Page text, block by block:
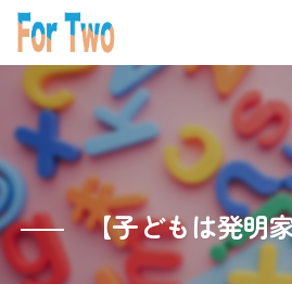
【子どもは発明